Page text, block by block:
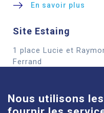
En savoir plus
Site Estaing
1 place Lucie et
Ferrand
Nous utilisons